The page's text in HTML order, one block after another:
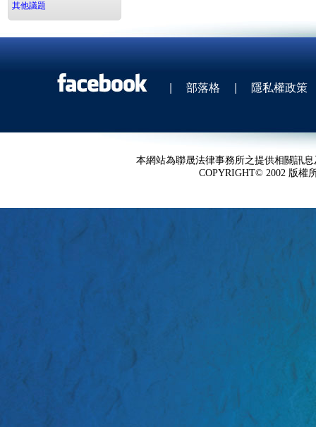
其他議題
| 部落格 | 隱私權政策
本網站為聯晟法律事務所之提供相關訊
COPYRIGHT© 2002 版權